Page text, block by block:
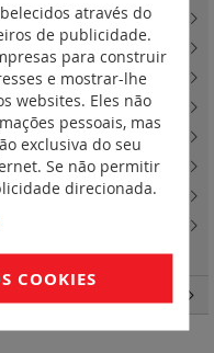
de linha(6)
(18)
através do
de publicidade.
para construir
e mostrar-lhe
websites. Eles não
pessoais, mas
exclusiva do seu
Se não permitir
direcionada.
COOKIES